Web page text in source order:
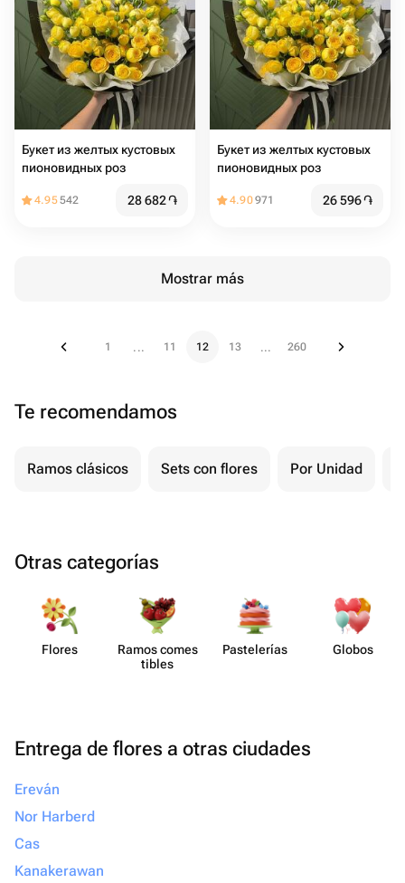
Букет из желтых кустовых
пионовидных роз
4.95542 28 682֏
Букет из желтых кустовых
пионовидных роз
4.90971 26 596֏
Mostrar más
1 ... 11 12 13 ... 260
Te recomendamos
Ramos clásicos Sets con flores Por Unidad
Otras categorías
Flores
Ramos comes​
tibles
Paste​lerías Globos
Entrega de flores a otras ciudades
Ereván
Nor Harberd
Cas
Kanakerawan